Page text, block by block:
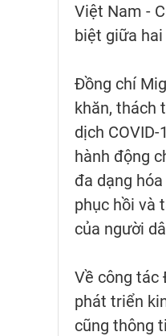
Việt Nam -
biệt giữa
Đồng chí
khăn, thách
dịch
hành động
đa dạng
phục hồi và
của người
Về công tác
phát triển
cũng thông